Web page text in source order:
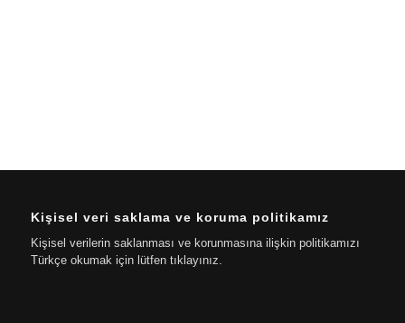
Kişisel veri saklama ve koruma politikamız
Kişisel verilerin saklanması ve korunmasına ilişkin politikamızı
Türkçe okumak için lütfen tıklayınız.